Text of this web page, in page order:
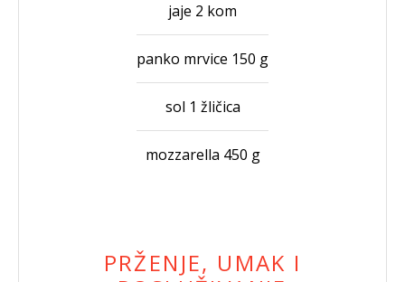
jaje 2 kom
panko mrvice 150 g
sol 1 žličica
mozzarella 450 g
PRŽENJE, UMAK I